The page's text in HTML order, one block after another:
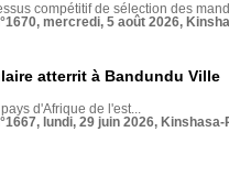
compétitif de sélection des
mercredi, 5 août 2026,
atterrit à Bandundu Ville
d'Afrique de l'est...
lundi, 29 juin 2026,